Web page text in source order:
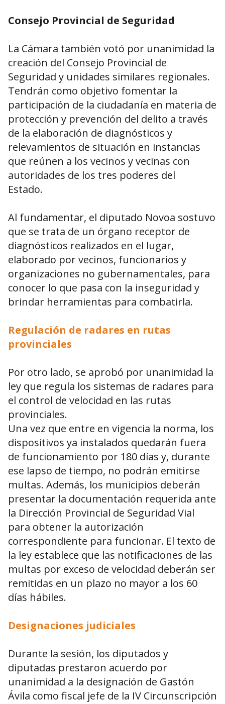
Consejo Provincial de Seguridad
La Cámara también votó por unanimidad la
creación del Consejo Provincial de
Seguridad y unidades similares regionales.
Tendrán como objetivo fomentar la
participación de la ciudadanía en materia de
protección y prevención del delito a través
de la elaboración de diagnósticos y
relevamientos de situación en instancias
que reúnen a los vecinos y vecinas con
autoridades de los tres poderes del
Estado.
Al fundamentar, el diputado Novoa sostuvo
que se trata de un órgano receptor de
diagnósticos realizados en el lugar,
elaborado por vecinos, funcionarios y
organizaciones no gubernamentales, para
conocer lo que pasa con la inseguridad y
brindar herramientas para combatirla.
Regulación de radares en rutas
provinciales
Por otro lado, se aprobó por unanimidad la
ley que regula los sistemas de radares para
el control de velocidad en las rutas
provinciales.
Una vez que entre en vigencia la norma, los
dispositivos ya instalados quedarán fuera
de funcionamiento por 180 días y, durante
ese lapso de tiempo, no podrán emitirse
multas. Además, los municipios deberán
presentar la documentación requerida ante
la Dirección Provincial de Seguridad Vial
para obtener la autorización
correspondiente para funcionar. El texto de
la ley establece que las notificaciones de las
multas por exceso de velocidad deberán ser
remitidas en un plazo no mayor a los 60
días hábiles.
Designaciones judiciales
Durante la sesión, los diputados y
diputadas prestaron acuerdo por
unanimidad a la designación de Gastón
Ávila como fiscal jefe de la IV Circunscripción